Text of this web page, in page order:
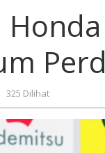
Team
Dulang
Podium
Perdana
ARRC
Buriram
Kabar
325 Dilihat